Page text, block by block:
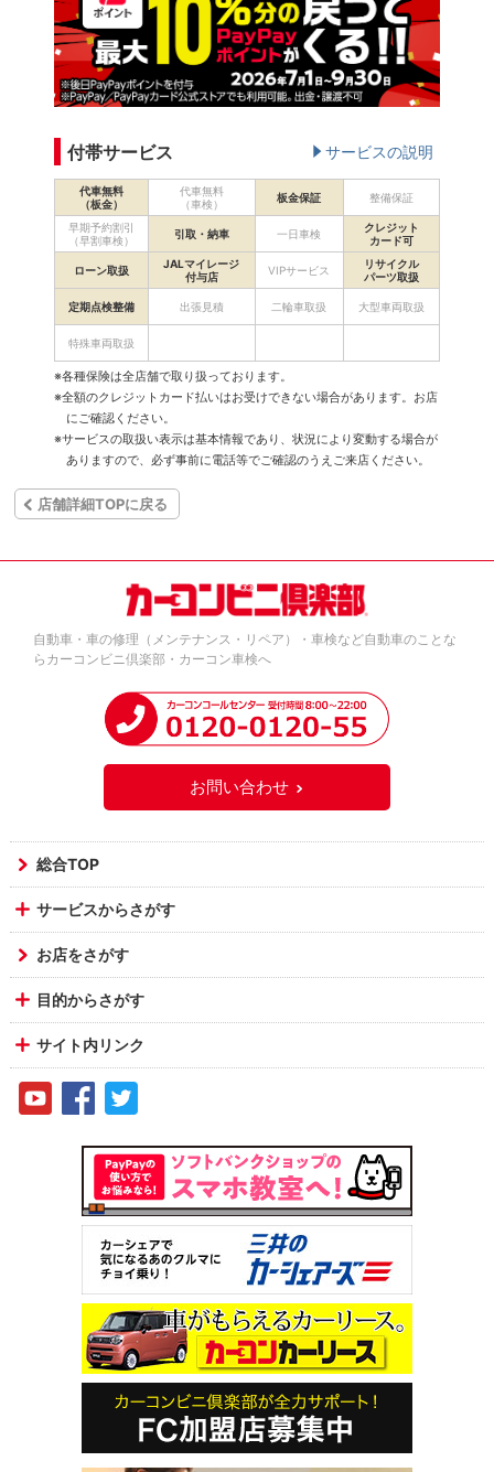
付帯サービス サービスの説明
代車無料
（板金）
代車無料
（車検）
板金保証 整備保証
早期予約割引
（早割車検）
引取・納車 一日車検
クレジット
カード可
ローン取扱
JALマイレージ
付与店
VIPサービス
リサイクル
パーツ取扱
定期点検整備 出張見積 二輪車取扱 大型車両取扱
特殊車両取扱
※各種保険は全店舗で取り扱っております。
※全額のクレジットカード払いはお受けできない場合があります。お店
にご確認ください。
※サービスの取扱い表示は基本情報であり、状況により変動する場合が
ありますので、必ず事前に電話等でご確認のうえご来店ください。
店舗詳細TOPに戻る
自動車・車の修理（メンテナンス・リペア）・車検など自動車のことな
らカーコンビニ倶楽部・カーコン車検へ
お問い合わせ
総合TOP
サービスからさがす
お店をさがす
目的からさがす
サイト内リンク